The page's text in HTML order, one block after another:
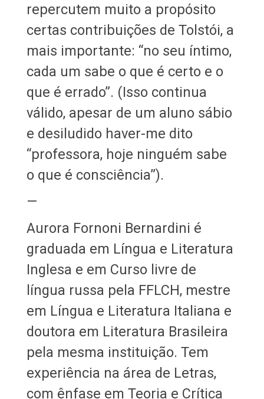
repercutem muito a propósito
certas contribuições de Tolstói, a
mais importante: “no seu íntimo,
cada um sabe o que é certo e o
que é errado”. (Isso continua
válido, apesar de um aluno sábio
e desiludido haver-me dito
“professora, hoje ninguém sabe
o que é consciência”).
—
Aurora Fornoni Bernardini é
graduada em Língua e Literatura
Inglesa e em Curso livre de
língua russa pela FFLCH, mestre
em Língua e Literatura Italiana e
doutora em Literatura Brasileira
pela mesma instituição. Tem
experiência na área de Letras,
com ênfase em Teoria e Crítica